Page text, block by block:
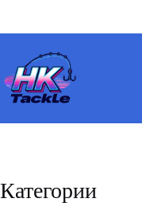
сути
Категории